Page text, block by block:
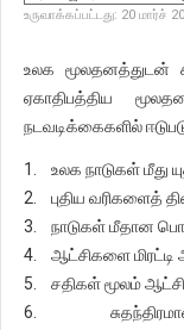
உருவாக்கப்பட்டது: 20 மார்ச்
உலக மூலதனத்துடன்
ஏகாதிபத்திய
நடவடிக்கைகளில்
1. உலக நாடுகள் மீது
2. புதிய வரிகளைத்
3. நாடுகள் மீதான
4. ஆட்சிகளை மிரட்டி
5. சதிகள் மூலம்
6.